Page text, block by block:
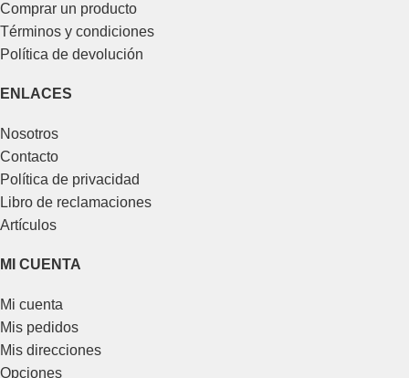
Comprar un producto
Términos y condiciones
Política de devolución
ENLACES
Nosotros
Contacto
Política de privacidad
Libro de reclamaciones
Artículos
MI CUENTA
Mi cuenta
Mis pedidos
Mis direcciones
Opciones